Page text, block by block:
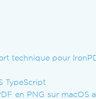
technique pour
TypeScript
en PNG sur macOS